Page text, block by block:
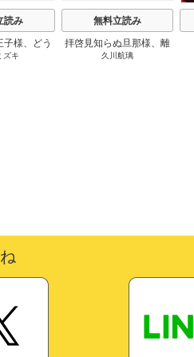
読み
子様、どう
忘れてくだ
ズキ
無料立読み
拝啓見知らぬ旦那様、離
婚していただきます
久川航璃